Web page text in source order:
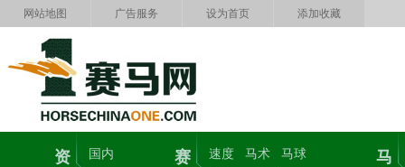
网站地图 广告服务 设为首页 添加收藏
资
国内
赛
速度 马术
马球
马